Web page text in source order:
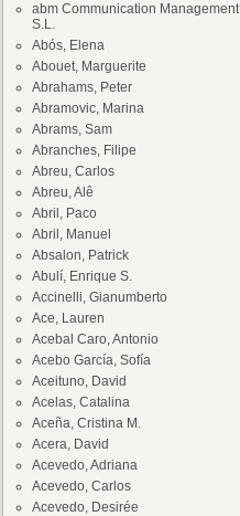
abm Communication Management
S.L.
Abós, Elena
Abouet, Marguerite
Abrahams, Peter
Abramovic, Marina
Abrams, Sam
Abranches, Filipe
Abreu, Carlos
Abreu, Alê
Abril, Paco
Abril, Manuel
Absalon, Patrick
Abulí, Enrique S.
Accinelli, Gianumberto
Ace, Lauren
Acebal Caro, Antonio
Acebo García, Sofía
Aceituno, David
Acelas, Catalina
Aceña, Cristina M.
Acera, David
Acevedo, Adriana
Acevedo, Carlos
Acevedo, Desirée